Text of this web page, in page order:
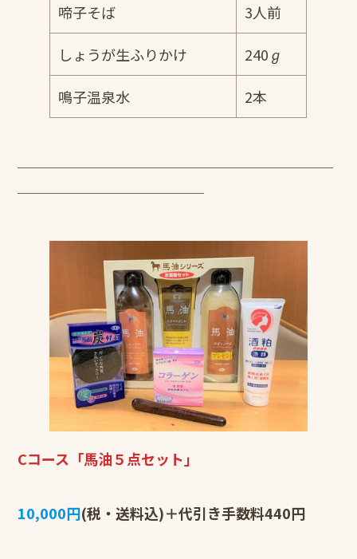
啼子そば 3人前
しょうが生ふりかけ 240ℊ
鳴子温泉水 2本
￣￣￣￣￣￣￣￣￣￣￣￣￣￣￣￣￣￣￣￣￣￣
￣￣￣￣￣￣￣￣￣￣￣￣￣
Cコース「馬油５点セット」
10,000円(税・送料込)＋代引き手数料440円